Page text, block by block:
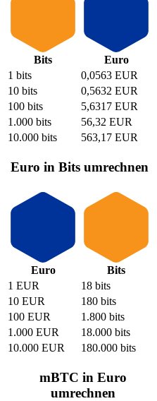
Bits
Euro
1 bits
0,0563 EUR
10 bits
0,5632 EUR
100 bits
5,6317 EUR
1.000 bits
56,32 EUR
10.000 bits
563,17 EUR
Euro in Bits umrechnen
Euro
Bits
1 EUR
18 bits
10 EUR
180 bits
100 EUR
1.800 bits
1.000 EUR
18.000 bits
10.000 EUR
180.000 bits
mBTC in Euro
umrechnen